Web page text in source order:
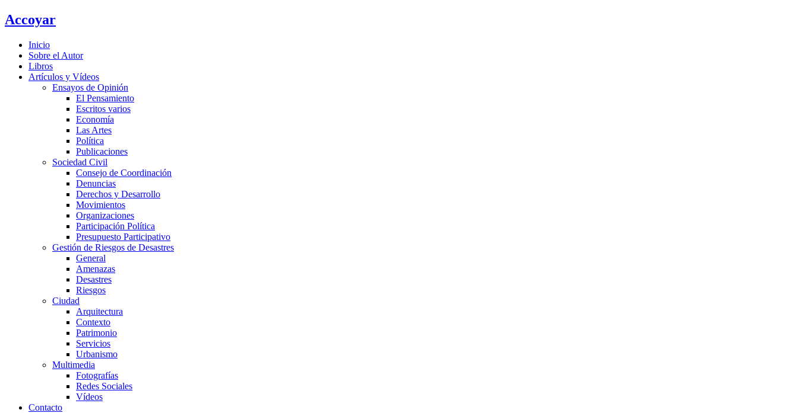
Ir
al
Accoyar
Inicio
Sobre el Autor
Libros
Artículos y Vídeos
Ensayos de Opinión
El Pensamiento
Escritos varios
Economía
Las Artes
Política
Publicaciones
Sociedad Civil
Consejo de Coordinación
Denuncias
Derechos y Desarrollo
Movimientos
Organizaciones
Participación Política
Presupuesto Participativo
Gestión de Riesgos de Desastres
General
Amenazas
Desastres
Riesgos
Ciudad
Arquitectura
Contexto
Patrimonio
Servicios
Urbanismo
Multimedia
Fotografías
Redes Sociales
Vídeos
Contacto